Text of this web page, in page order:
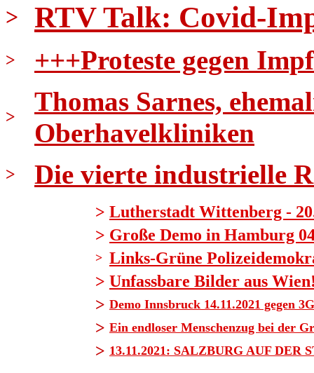
> RTV Talk: Covid-
> +++Proteste gegen
>
Thomas Sarnes,
Oberhavelkliniken
> Die vierte industrielle
> Lutherstadt Wittenberg -
> Große Demo in Hamburg
> Links-Grüne
> Unfassbare Bilder aus
> Demo Innsbruck 14.11.2021 gegen
> Ein endloser Menschenzug bei der
> 13.11.2021: SALZBURG AUF DER